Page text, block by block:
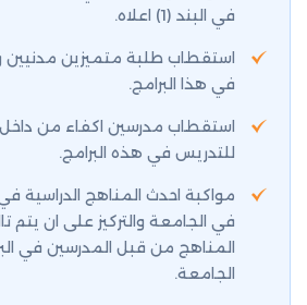
في البند (1) اعلاه.
استقطاب طلبة متميزين مدنيين
في هذا البرامج.
استقطاب مدرسين اكفاء من داخل
للتدريس في هذه البرامج.
مواكبة احدث المناهج الدراسية
في الجامعة والتركيز على ان يتم
المناهج من قبل المدرسين في
الجامعة.